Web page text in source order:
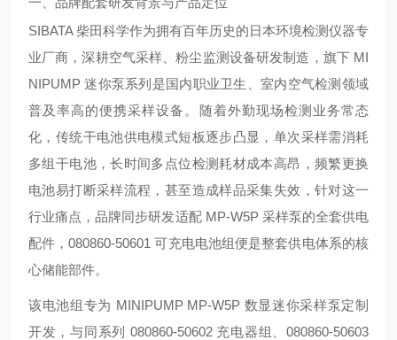
SIBATA 柴田科学作为拥有百年历史的日本环境检测仪器专
业厂商，深耕空气采样、粉尘监测设备研发制造，旗下 MI
NIPUMP 迷你泵系列是国内职业卫生、室内空气检测领域
普及率高的便携采样设备。随着外勤现场检测业务常态
化，传统干电池供电模式短板逐步凸显，单次采样需消耗
多组干电池，长时间多点位检测耗材成本高昂，频繁更换
电池易打断采样流程，甚至造成样品采集失效，针对这一
行业痛点，品牌同步研发适配 MP-W5P 采样泵的全套供电
配件，080860-50601 可充电电池组便是整套供电体系的核
心储能部件。
该电池组专为 MINIPUMP MP-W5P 数显迷你采样泵定制
开发，与同系列 080860-50602 充电器组、080860-50603